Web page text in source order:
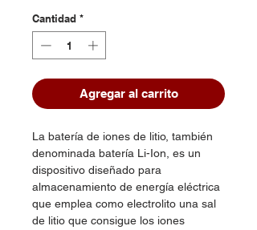
Cantidad *
Agregar al carrito
La batería de iones de litio, también
denominada batería Li-Ion, es un
dispositivo diseñado para
almacenamiento de energía eléctrica
que emplea como electrolito una sal
de litio que consigue los iones